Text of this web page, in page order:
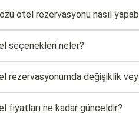
otel rezervasyonu nasıl
seçenekleri neler?
rezervasyonumda değişiklik
fiyatları ne kadar günceldir?